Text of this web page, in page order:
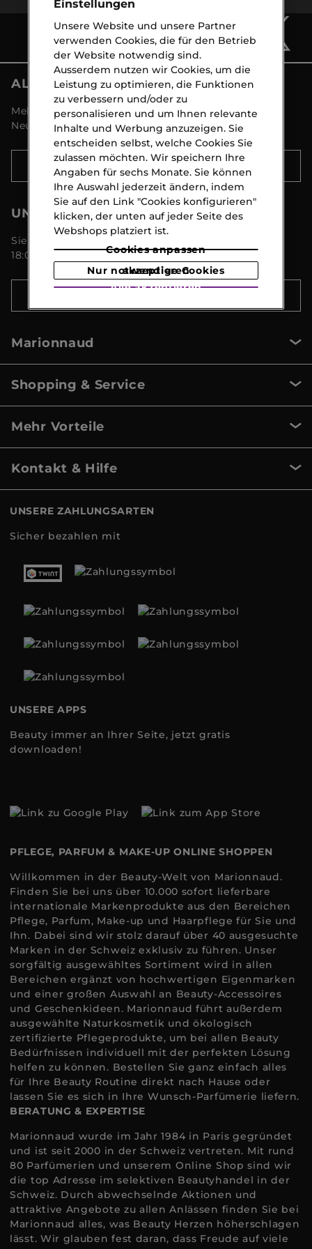
ALLE NEWS VON MARIONNAUD
Melden Sie sich an und entdecken Sie alle
Neuigkeiten und Aktionen!
ANMELDEN
UNSER KUNDENSERVICE
Sie erreichen uns Montags bis Freitags von 09:00 -
18:00 Uhr unter 044 8 267 267
Marionnaud
Shopping & Service
Mehr Vorteile
Kontakt & Hilfe
UNSERE ZAHLUNGSARTEN
Sicher bezahlen mit
UNSERE APPS
Beauty immer an Ihrer Seite, jetzt gratis
downloaden!
PFLEGE, PARFUM & MAKE-UP ONLINE SHOPPEN
Willkommen in der Beauty-Welt von Marionnaud.
Finden Sie bei uns über 10.000 sofort lieferbare
internationale Markenprodukte aus den Bereichen
Pflege, Parfum, Make-up und Haarpflege für Sie und
Ihn. Dabei sind wir stolz darauf über 40 ausgesuchte
Marken in der Schweiz exklusiv zu führen. Unser
sorgfältig ausgewähltes Sortiment wird in allen
Bereichen ergänzt von hochwertigen Eigenmarken
und einer großen Auswahl an Beauty-Accessoires
und Geschenkideen. Marionnaud führt außerdem
ausgewählte Naturkosmetik und ökologisch
zertifizierte Pflegeprodukte, um bei allen Beauty
Bedürfnissen individuell mit der perfekten Lösung
helfen zu können. Bestellen Sie ganz einfach alles
für Ihre Beauty Routine direkt nach Hause oder
lassen Sie es sich in Ihre Wunsch-Parfümerie liefern.
BERATUNG & EXPERTISE
Marionnaud wurde im Jahr 1984 in Paris gegründet
und ist seit 2000 in der Schweiz vertreten. Mit rund
80 Parfümerien und unserem Online Shop sind wir
die top Adresse im selektiven Beautyhandel in der
Schweiz. Durch abwechselnde Aktionen und
attraktive Angebote zu allen Anlässen finden Sie bei
Marionnaud alles, was Beauty Herzen höherschlagen
lässt. Wir glauben fest daran, dass Freude auf viele
Einstellungen
Unsere Website und unsere Partner
verwenden Cookies, die für den Betrieb
der Website notwendig sind.
Ausserdem nutzen wir Cookies, um die
Leistung zu optimieren, die Funktionen
zu verbessern und/oder zu
personalisieren und um Ihnen relevante
Inhalte und Werbung anzuzeigen. Sie
entscheiden selbst, welche Cookies Sie
zulassen möchten. Wir speichern Ihre
Angaben für sechs Monate. Sie können
Ihre Auswahl jederzeit ändern, indem
Sie auf den Link "Cookies konfigurieren"
klicken, der unten auf jeder Seite des
Webshops platziert ist.
Cookies anpassen
Nur notwendige Cookies akzeptieren
Alle akzeptieren